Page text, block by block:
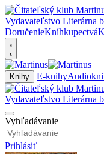
DoručenieKníhkupectvá
Knihy E-knihy
Vyhľadávanie
Prihlásiť